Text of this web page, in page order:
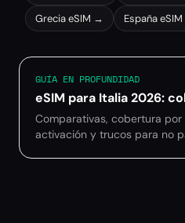
GreciaeSIM → España
GUÍA EN PROFUNDIDAD
eSIM para Italia 2026:
Comparativas, cobertura por
activación y trucos para no